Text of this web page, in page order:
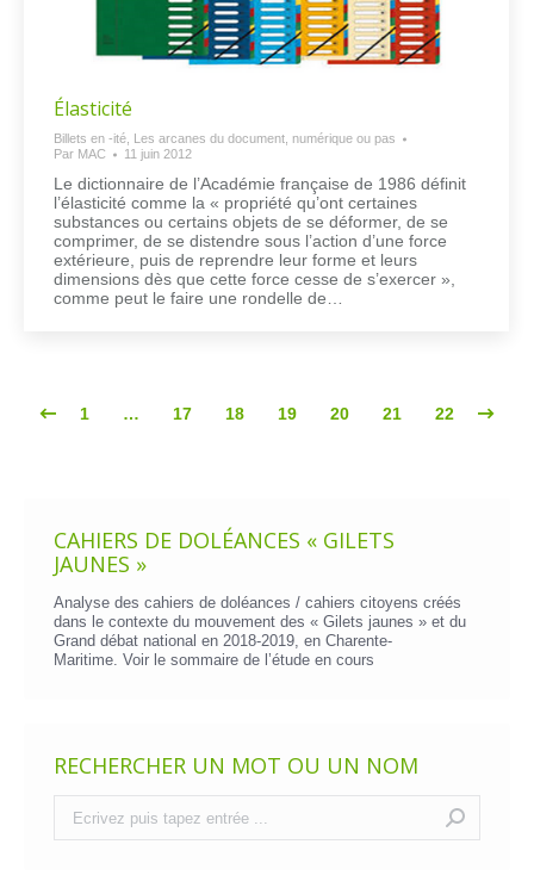
Élasticité
Billets en -ité Les arcanes du document, numérique ou pas
Par MAC 11 juin 2012
Le dictionnaire de l’Académie française de 1986 définit
l’élasticité comme la « propriété qu’ont certaines
substances ou certains objets de se déformer, de se
comprimer, de se distendre sous l’action d’une force
extérieure, puis de reprendre leur forme et leurs
dimensions dès que cette force cesse de s’exercer »,
comme peut le faire une rondelle de…
1 … 17 18 19 20 21 22
CAHIERS DE DOLÉANCES « GILETS
JAUNES »
Analyse des cahiers de doléances / cahiers citoyens créés
dans le contexte du mouvement des « Gilets jaunes » et du
Grand débat national en 2018-2019, en Charente-
Maritime. Voir le sommaire de l’étude en cours
RECHERCHER UN MOT OU UN NOM